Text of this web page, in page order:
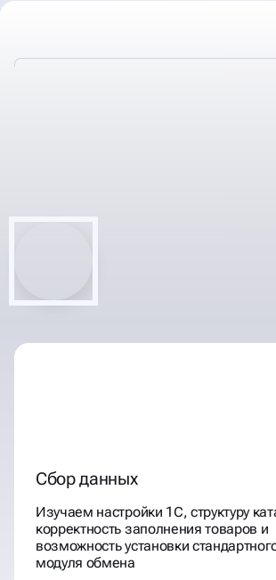
НАСТРОИМ ОБМЕН 1С
Сбор данных
Изучаем настройки 1С, структуру
корректность заполнения товаров и
возможность установки
модуля обмена